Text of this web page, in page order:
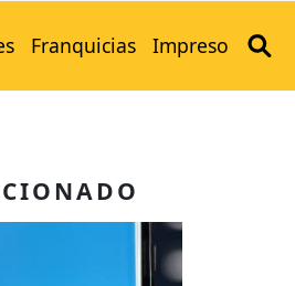
Franquicias Impreso